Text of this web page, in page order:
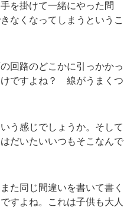
を掛けて一緒にやった問
なくなってしまうというこ
回路のどこかに引っかかっ
ですよね？ 線がうまくつ
う感じでしょうか。そして
だいたいいつもそこなんで
た同じ間違いを書いて書く
すよね。これは子供も大人